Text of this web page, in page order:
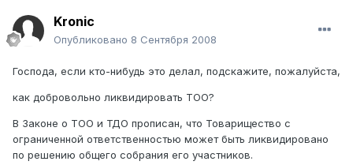
Kronic
Опубликовано 8 Сентября 2008
Господа, если кто-нибудь это делал, подскажите, пожалуйста,
как добровольно ликвидировать ТОО?
В Законе о ТОО и ТДО прописан, что Товарищество с
ограниченной ответственностью может быть ликвидировано
по решению общего собрания его участников.